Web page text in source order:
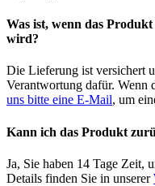
Was ist, wenn das
wird?
Die Lieferung ist versichert
Verantwortung dafür. Wenn
uns bitte eine E-Mail, um
Kann ich das Produkt
Ja, Sie haben 14 Tage Zeit,
Details finden Sie in unserer